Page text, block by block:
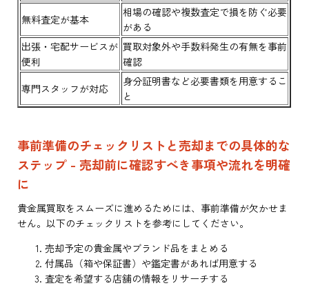
無料査定が基本
相場の確認や複数査定で損を防ぐ必要
がある
出張・宅配サービスが
便利
買取対象外や手数料発生の有無を事前
確認
専門スタッフが対応
身分証明書など必要書類を用意するこ
と
事前準備のチェックリストと売却までの具体的な
ステップ - 売却前に確認すべき事項や流れを明確
に
貴金属買取をスムーズに進めるためには、事前準備が欠かせま
せん。以下のチェックリストを参考にしてください。
売却予定の貴金属やブランド品をまとめる
付属品（箱や保証書）や鑑定書があれば用意する
査定を希望する店舗の情報をリサーチする